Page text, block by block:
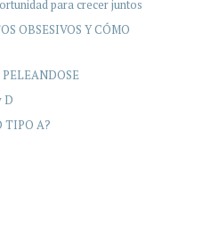
para crecer juntos
OBSESIVOS Y CÓMO
D
TIPO A?